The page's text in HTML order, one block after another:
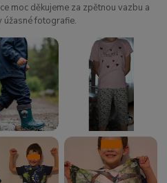
moc děkujeme za zpětnou vazbu a
úžasné fotografie.